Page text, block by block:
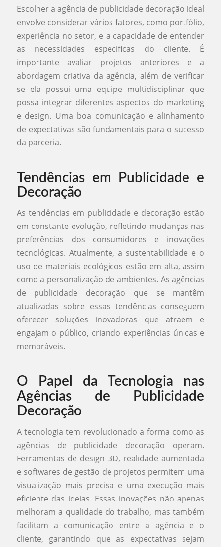
Escolher a agência de publicidade decoração ideal
envolve considerar vários fatores, como portfólio,
experiência no setor, e a capacidade de entender
as necessidades específicas do cliente. É
importante avaliar projetos anteriores e a
abordagem criativa da agência, além de verificar
se ela possui uma equipe multidisciplinar que
possa integrar diferentes aspectos do marketing
e design. Uma boa comunicação e alinhamento
de expectativas são fundamentais para o sucesso
da parceria.
Tendências em Publicidade e
Decoração
As tendências em publicidade e decoração estão
em constante evolução, refletindo mudanças nas
preferências dos consumidores e inovações
tecnológicas. Atualmente, a sustentabilidade e o
uso de materiais ecológicos estão em alta, assim
como a personalização de ambientes. As agências
de publicidade decoração que se mantêm
atualizadas sobre essas tendências conseguem
oferecer soluções inovadoras que atraem e
engajam o público, criando experiências únicas e
memoráveis.
O Papel da Tecnologia nas
Agências de Publicidade
Decoração
A tecnologia tem revolucionado a forma como as
agências de publicidade decoração operam.
Ferramentas de design 3D, realidade aumentada
e softwares de gestão de projetos permitem uma
visualização mais precisa e uma execução mais
eficiente das ideias. Essas inovações não apenas
melhoram a qualidade do trabalho, mas também
facilitam a comunicação entre a agência e o
cliente, garantindo que as expectativas sejam